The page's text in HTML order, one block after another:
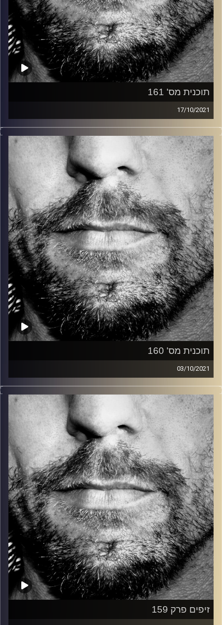
תוכנית מס' 161
17/10/2021
זיפים, מוזיקה מחוספסת של הופעות חיות. הרבה ג'אם, רוק,
בלוז, bluegrass, ג'אז, Fאנק, פרוגרסיב ואפילו אלקטרוניקה.
כל מה שחי, אמיתי ונושם.
עם שמוליק רגב.
תוכנית מיוחדת של זיפים – השעה הראשונה נערכה והוגשה
על ידי יעל אברהמי ומוקדשת כולה למיסי אליוט. בשעה השנייה
זיפים ״סטנדרטית״.
קרדיט תמונות:David Goehring
תוכנית מס' 160
03/10/2021
זיפים, מוזיקה מחוספסת של הופעות חיות. הרבה ג'אם, רוק,
בלוז, bluegrass, ג'אז, Fאנק, פרוגרסיב ואפילו אלקטרוניקה.
כל מה שחי, אמיתי ונושם.
עם שמוליק רגב.
קרדיט תמונות: David Goehring
זיפים פרק 159